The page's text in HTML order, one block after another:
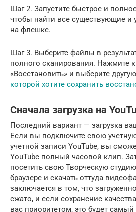
Шаг 2. Запустите быстрое и
чтобы найти все существующие и
на флешке.
Шаг 3. Выберите файлы в
полного сканирования. Нажмите
«Восстановить» и выберите
которой хотите сохранить
Сначала загрузка на
Последний вариант — загрузка
Если вы подключите свою
учетной записи YouTube, вы
YouTube полный часовой клип.
посетить свою Творческую
браузере и скачать оттуда
заключается в том, что
сжато, и если сохранение
вас приоритетом, это будет